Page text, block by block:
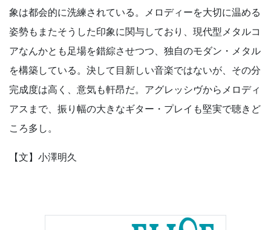
象は都会的に洗練されている。メロディーを大切に温める
姿勢もまたそうした印象に関与しており、現代型メタルコ
アなんかとも足場を錯綜させつつ、独自のモダン・メタル
を構築している。決して目新しい音楽ではないが、その分
完成度は高く、意気も軒昂だ。アグレッシヴからメロディ
アスまで、振り幅の大きなギター・プレイも堅実で聴きど
ころ多し。
【文】小澤明久